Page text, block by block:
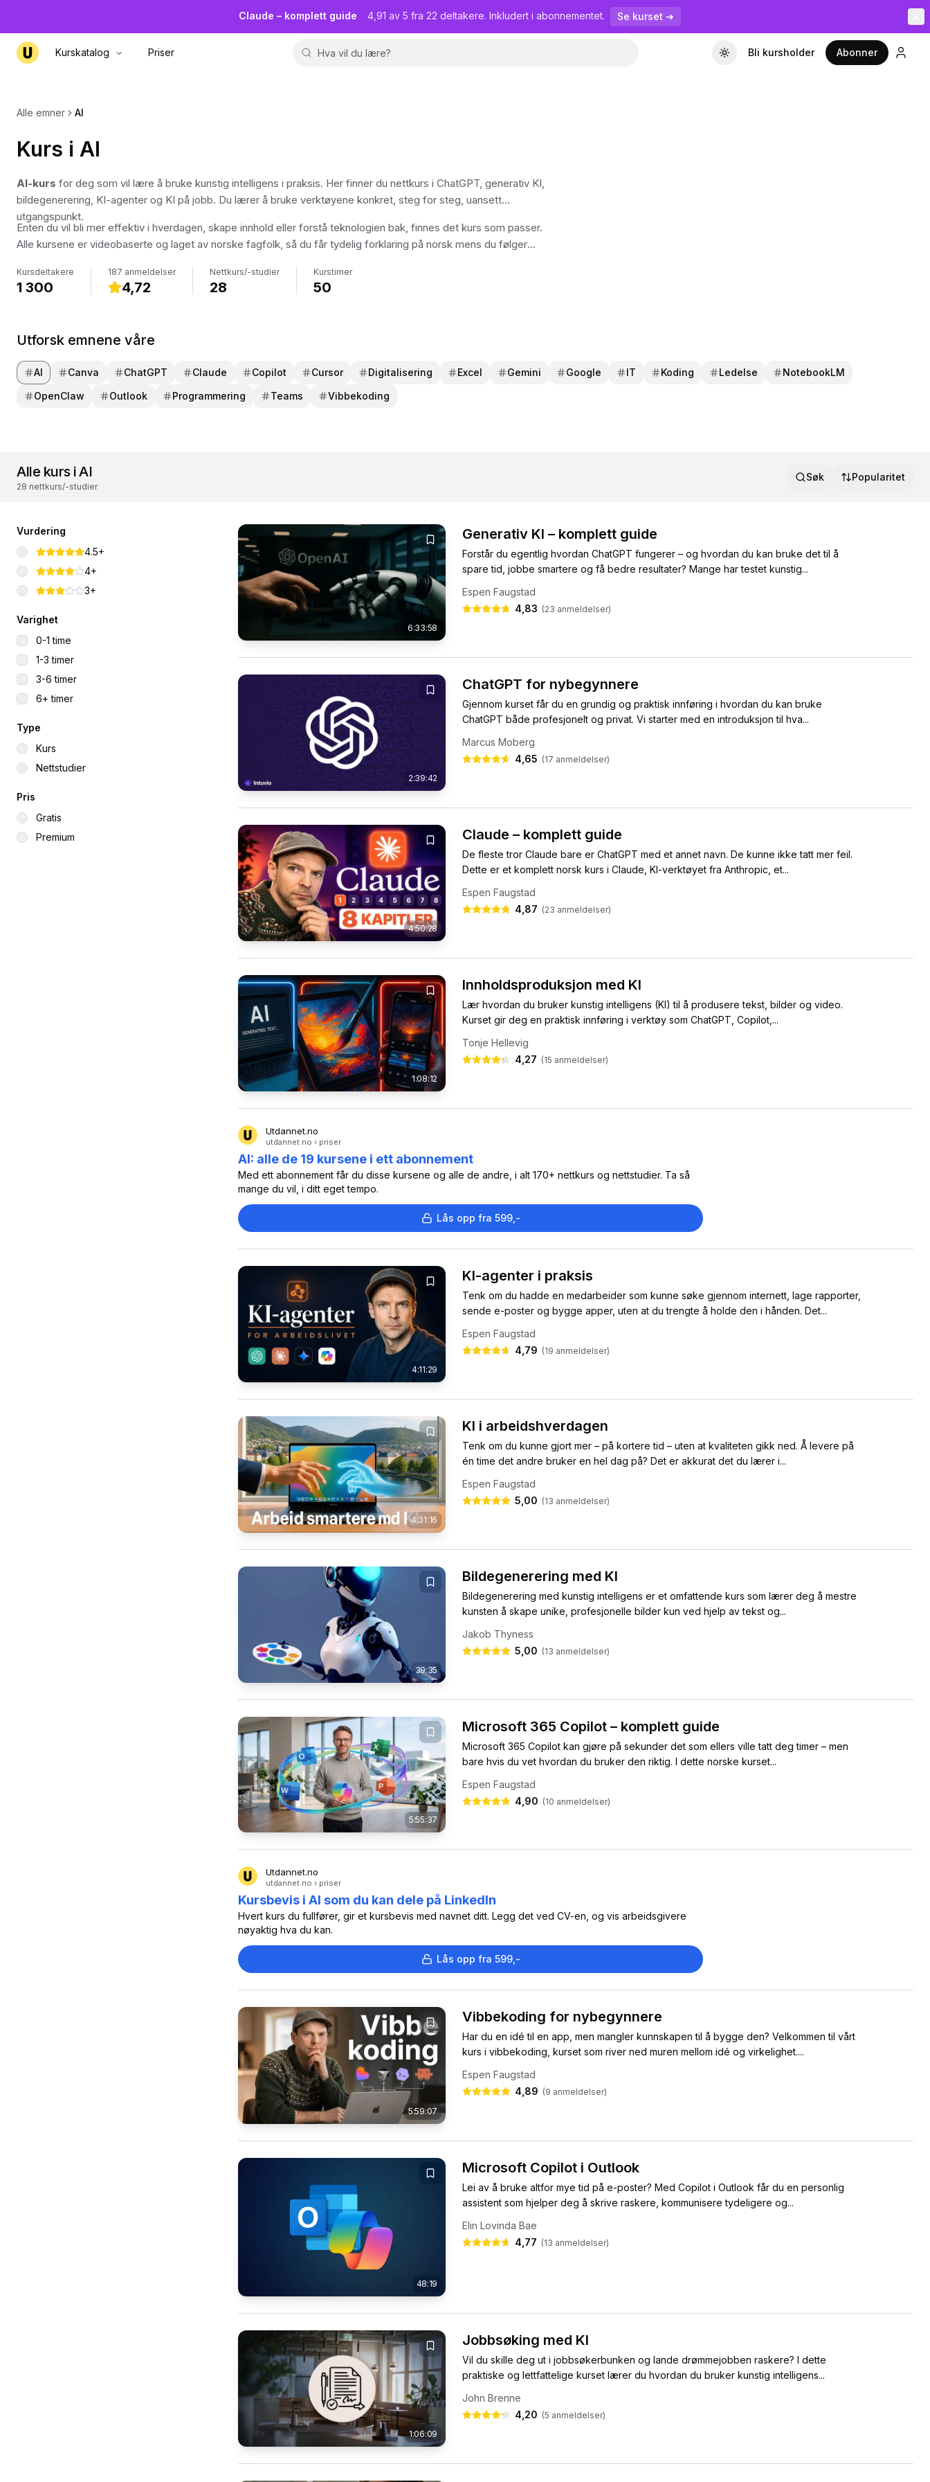
Claude – komplett guide · 4,91 av 5 fra 22 deltakere. Inkludert i abonnementet. Se kurset ➔
Kurskatalog Priser Bli kursholder Abonner
Alle emner AI
Kurs i AI
AI-kurs for deg som vil lære å bruke kunstig intelligens i praksis. Her finner du nettkurs i ChatGPT, generativ KI,
bildegenerering, KI-agenter og KI på jobb. Du lærer å bruke verktøyene konkret, steg for steg, uansett
utgangspunkt.
Enten du vil bli mer effektiv i hverdagen, skape innhold eller forstå teknologien bak, finnes det kurs som passer.
Alle kursene er videobaserte og laget av norske fagfolk, så du får tydelig forklaring på norsk mens du følger
Kursdeltakere
1 300
187 anmeldelser
4,72
Nettkurs/-studier
28
Kurstimer
50
Utforsk emnene våre
AI Canva ChatGPT Claude Copilot Cursor Digitalisering Excel Gemini Google IT Koding Ledelse
NotebookLM
OpenClaw
Outlook Programmering Teams Vibbekoding
Alle kurs i AI
28 nettkurs/-studier
Søk Popularitet
Vurdering
4.5+
4+
3+
Varighet
0-1 time
1-3 timer
3-6 timer
6+ timer
Type
Kurs
Nettstudier
Pris
Gratis
Premium
6:33:58
Generativ KI – komplett guide
Forstår du egentlig hvordan ChatGPT fungerer – og hvordan du kan bruke det til å
spare tid, jobbe smartere og få bedre resultater? Mange har testet kunstig...
Espen Faugstad
4,83 (23 anmeldelser)
2:39:42
ChatGPT for nybegynnere
Gjennom kurset får du en grundig og praktisk innføring i hvordan du kan bruke
ChatGPT både profesjonelt og privat. Vi starter med en introduksjon til hva...
Marcus Moberg
4,65 (17 anmeldelser)
4:50:28
Claude – komplett guide
De fleste tror Claude bare er ChatGPT med et annet navn. De kunne ikke tatt mer feil.
Dette er et komplett norsk kurs i Claude, KI-verktøyet fra Anthropic, et...
Espen Faugstad
4,87 (23 anmeldelser)
1:08:12
Innholdsproduksjon med KI
Lær hvordan du bruker kunstig intelligens (KI) til å produsere tekst, bilder og video.
Kurset gir deg en praktisk innføring i verktøy som ChatGPT, Copilot,...
Tonje Hellevig
4,27 (15 anmeldelser)
Utdannet.no
utdannet.no › priser
AI: alle de 19 kursene i ett abonnement
Med ett abonnement får du disse kursene og alle de andre, i alt 170+ nettkurs og nettstudier. Ta så
mange du vil, i ditt eget tempo.
Lås opp fra 599,-
4:11:29
KI-agenter i praksis
Tenk om du hadde en medarbeider som kunne søke gjennom internett, lage rapporter,
sende e-poster og bygge apper, uten at du trengte å holde den i hånden. Det...
Espen Faugstad
4,79 (19 anmeldelser)
4:31:16
KI i arbeidshverdagen
Tenk om du kunne gjort mer – på kortere tid – uten at kvaliteten gikk ned. Å levere på
én time det andre bruker en hel dag på? Det er akkurat det du lærer i...
Espen Faugstad
5,00 (13 anmeldelser)
39:35
Bildegenerering med KI
Bildegenerering med kunstig intelligens er et omfattende kurs som lærer deg å mestre
kunsten å skape unike, profesjonelle bilder kun ved hjelp av tekst og...
Jakob Thyness
5,00 (13 anmeldelser)
5:55:37
Microsoft 365 Copilot – komplett guide
Microsoft 365 Copilot kan gjøre på sekunder det som ellers ville tatt deg timer – men
bare hvis du vet hvordan du bruker den riktig. I dette norske kurset...
Espen Faugstad
4,90 (10 anmeldelser)
Utdannet.no
utdannet.no › priser
Kursbevis i AI som du kan dele på LinkedIn
Hvert kurs du fullfører, gir et kursbevis med navnet ditt. Legg det ved CV-en, og vis arbeidsgivere
nøyaktig hva du kan.
Lås opp fra 599,-
5:59:07
Vibbekoding for nybegynnere
Har du en idé til en app, men mangler kunnskapen til å bygge den? Velkommen til vårt
kurs i vibbekoding, kurset som river ned muren mellom idé og virkelighet....
Espen Faugstad
4,89 (9 anmeldelser)
48:19
Microsoft Copilot i Outlook
Lei av å bruke altfor mye tid på e-poster? Med Copilot i Outlook får du en personlig
assistent som hjelper deg å skrive raskere, kommunisere tydeligere og...
Elin Lovinda Bae
4,77 (13 anmeldelser)
1:06:09
Jobbsøking med KI
Vil du skille deg ut i jobbsøkerbunken og lande drømmejobben raskere? I dette
praktiske og lettfattelige kurset lærer du hvordan du bruker kunstig intelligens...
John Brenne
4,20 (5 anmeldelser)